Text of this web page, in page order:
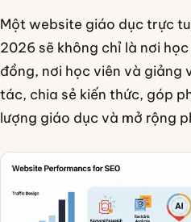
Một website giáo dục trực
2026 sẽ không chỉ là nơi
đồng, nơi học viên và giảng
tác, chia sẻ kiến thức, góp
lượng giáo dục và mở rộng